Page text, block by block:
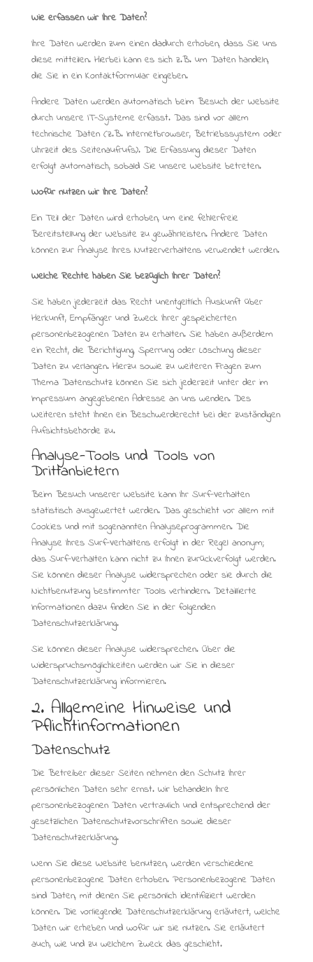
Wie erfassen wir Ihre Daten?
Ihre Daten werden zum einen dadurch erhoben, dass Sie uns
diese mitteilen. Hierbei kann es sich z.B. um Daten handeln,
die Sie in ein Kontaktformular eingeben.
Andere Daten werden automatisch beim Besuch der Website
durch unsere IT-Systeme erfasst. Das sind vor allem
technische Daten (z.B. Internetbrowser, Betriebssystem oder
Uhrzeit des Seitenaufrufs). Die Erfassung dieser Daten
erfolgt automatisch, sobald Sie unsere Website betreten.
Wofür nutzen wir Ihre Daten?
Ein Teil der Daten wird erhoben, um eine fehlerfreie
Bereitstellung der Website zu gewährleisten. Andere Daten
können zur Analyse Ihres Nutzerverhaltens verwendet werden.
Welche Rechte haben Sie bezüglich Ihrer Daten?
Sie haben jederzeit das Recht unentgeltlich Auskunft über
Herkunft, Empfänger und Zweck Ihrer gespeicherten
personenbezogenen Daten zu erhalten. Sie haben außerdem
ein Recht, die Berichtigung, Sperrung oder Löschung dieser
Daten zu verlangen. Hierzu sowie zu weiteren Fragen zum
Thema Datenschutz können Sie sich jederzeit unter der im
Impressum angegebenen Adresse an uns wenden. Des
Weiteren steht Ihnen ein Beschwerderecht bei der zuständigen
Aufsichtsbehörde zu.
Analyse-Tools und Tools von
Drittanbietern
Beim Besuch unserer Website kann Ihr Surf-Verhalten
statistisch ausgewertet werden. Das geschieht vor allem mit
Cookies und mit sogenannten Analyseprogrammen. Die
Analyse Ihres Surf-Verhaltens erfolgt in der Regel anonym;
das Surf-Verhalten kann nicht zu Ihnen zurückverfolgt werden.
Sie können dieser Analyse widersprechen oder sie durch die
Nichtbenutzung bestimmter Tools verhindern. Detaillierte
Informationen dazu finden Sie in der folgenden
Datenschutzerklärung.
Sie können dieser Analyse widersprechen. Über die
Widerspruchsmöglichkeiten werden wir Sie in dieser
Datenschutzerklärung informieren.
2. Allgemeine Hinweise und
Pflichtinformationen
Datenschutz
Die Betreiber dieser Seiten nehmen den Schutz Ihrer
persönlichen Daten sehr ernst. Wir behandeln Ihre
personenbezogenen Daten vertraulich und entsprechend der
gesetzlichen Datenschutzvorschriften sowie dieser
Datenschutzerklärung.
Wenn Sie diese Website benutzen, werden verschiedene
personenbezogene Daten erhoben. Personenbezogene Daten
sind Daten, mit denen Sie persönlich identifiziert werden
können. Die vorliegende Datenschutzerklärung erläutert, welche
Daten wir erheben und wofür wir sie nutzen. Sie erläutert
auch, wie und zu welchem Zweck das geschieht.